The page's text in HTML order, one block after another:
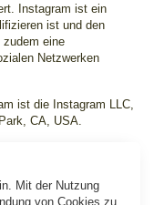
Mit der Nutzung
von Cookies zu.
Instagram ist ein
ist und den
zudem eine
Netzwerken
ist die Instagram LLC,
CA, USA.
wird und auf welcher
wurde, wird der
System der